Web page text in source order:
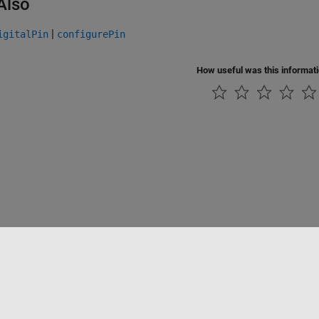
| configurePin
How useful was this